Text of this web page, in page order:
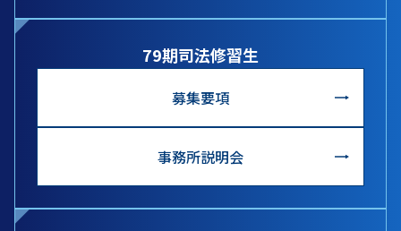
79期司法修習生
募集要項
事務所説明会